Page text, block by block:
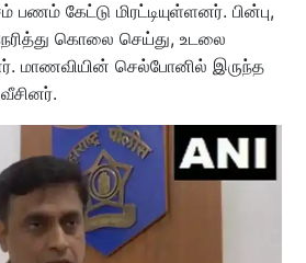
பணம் கேட்டு மிரட்டியுள்ளனர். பின்பு,
கொலை செய்து, உடலை
மாணவியின் செல்போனில் இருந்த